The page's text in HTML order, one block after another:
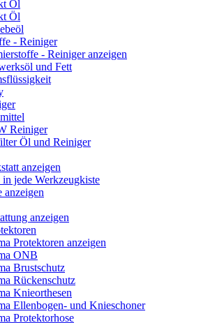
Öl
Öl
- Reiniger
- Reiniger anzeigen
und Fett
Reiniger
Öl und Reiniger
anzeigen
in jede Werkzeugkiste
anzeigen
anzeigen
Protektoren anzeigen
ONB
Brustschutz
Rückenschutz
Knieorthesen
Ellenbogen- und Knieschoner
Protektorhose